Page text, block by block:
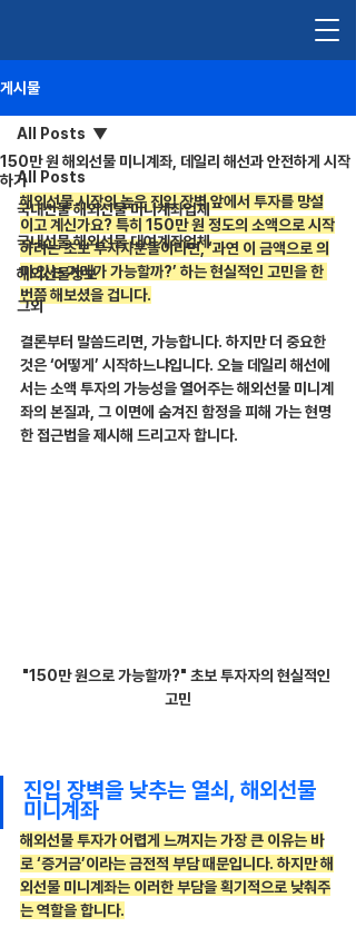
게시물
All Posts
국내선물 해외선물 미니계좌업체
국내선물 해외선물 대여계좌업체
해외선물정보
그외
All Posts
150만 원 해외선물 미니계좌, 데일리 해선과 안전하게 시작
하기
해외선물 시장의 높은 진입 장벽 앞에서 투자를 망설
이고 계신가요? 특히 150만 원 정도의 소액으로 시작
하려는 초보 투자자분들이라면, ‘과연 이 금액으로 의
미 있는 거래가 가능할까?’ 하는 현실적인 고민을 한
번쯤 해보셨을 겁니다.
결론부터 말씀드리면, 가능합니다. 하지만 더 중요한
것은 ‘어떻게’ 시작하느냐입니다. 오늘 데일리 해선에
서는 소액 투자의 가능성을 열어주는 해외선물 미니계
좌의 본질과, 그 이면에 숨겨진 함정을 피해 가는 현명
한 접근법을 제시해 드리고자 합니다.
"150만 원으로 가능할까?" 초보 투자자의 현실적인
고민
진입 장벽을 낮추는 열쇠, 해외선물
미니계좌
해외선물 투자가 어렵게 느껴지는 가장 큰 이유는 바
로 ‘증거금’이라는 금전적 부담 때문입니다. 하지만 해
외선물 미니계좌는 이러한 부담을 획기적으로 낮춰주
는 역할을 합니다.